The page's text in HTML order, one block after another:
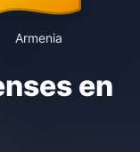
Armenia
en